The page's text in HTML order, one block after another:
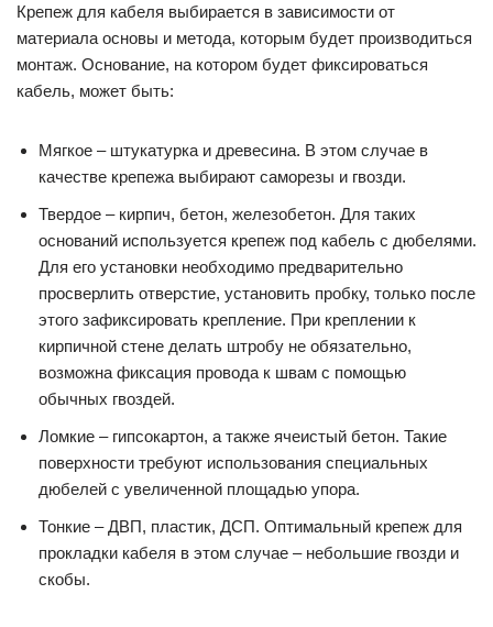
Крепеж для кабеля выбирается в зависимости от
материала основы и метода, которым будет производиться
монтаж. Основание, на котором будет фиксироваться
кабель, может быть:
Мягкое – штукатурка и древесина. В этом случае в
качестве крепежа выбирают саморезы и гвозди.
Твердое – кирпич, бетон, железобетон. Для таких
оснований используется крепеж под кабель с дюбелями.
Для его установки необходимо предварительно
просверлить отверстие, установить пробку, только после
этого зафиксировать крепление. При креплении к
кирпичной стене делать штробу не обязательно,
возможна фиксация провода к швам с помощью
обычных гвоздей.
Ломкие – гипсокартон, а также ячеистый бетон. Такие
поверхности требуют использования специальных
дюбелей с увеличенной площадью упора.
Тонкие – ДВП, пластик, ДСП. Оптимальный крепеж для
прокладки кабеля в этом случае – небольшие гвозди и
скобы.